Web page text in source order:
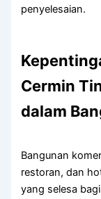
penyelesaian.
Cermin
dalam
Bangunan
restoran, dan
yang selesa